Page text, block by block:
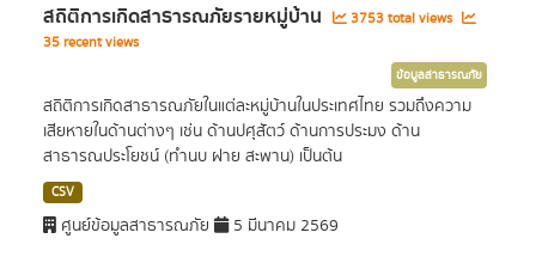
สถิติการเกิดสาธารณภัยรายหมู่บ้าน
3753 total views
35 recent views
ข้อมูลสาธารณภัย
สถิติการเกิดสาธารณภัยในแต่ละหมู่บ้านในประเทศไทย รวมถึงความ
เสียหายในด้านต่างๆ เช่น ด้านปศุสัตว์ ด้านการประมง ด้าน
สาธารณประโยชน์ (ทำนบ ฝาย สะพาน) เป็นต้น
CSV
ศูนย์ข้อมูลสาธารณภัย 5 มีนาคม 2569